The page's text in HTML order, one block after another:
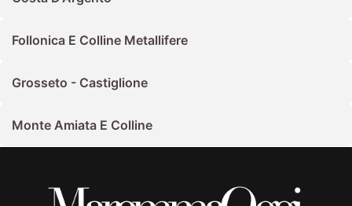
Follonica E Colline Metallifere
Grosseto - Castiglione
Monte Amiata E Colline